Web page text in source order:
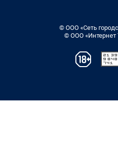
© ООО «Сеть
© ООО «Интернет